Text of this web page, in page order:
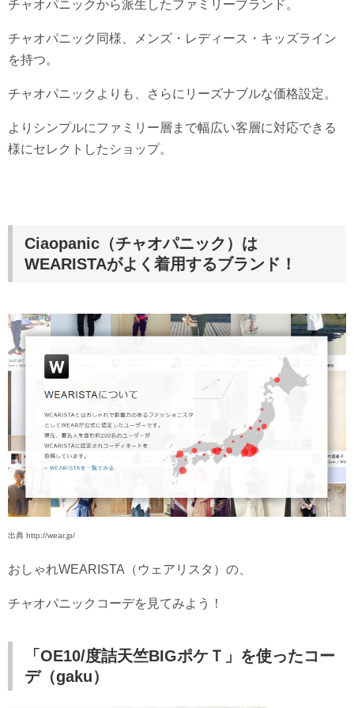
チャオパニックから派生したファミリーブランド。
チャオパニック同様、メンズ・レディース・キッズライン
を持つ。
チャオパニックよりも、さらにリーズナブルな価格設定。
よりシンプルにファミリー層まで幅広い客層に対応できる
様にセレクトしたショップ。
Ciaopanic（チャオパニック）は
WEARISTAがよく着用するブランド！
出典 http://wear.jp/
おしゃれWEARISTA（ウェアリスタ）の、
チャオパニックコーデを見てみよう！
「OE10/度詰天竺BIGポケＴ」を使ったコー
デ（gaku）